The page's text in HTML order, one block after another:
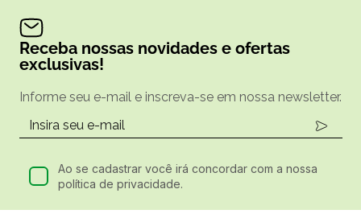
Receba nossas novidades e ofertas
exclusivas!
Informe seu e-mail e inscreva-se em nossa newsletter.
Ao se cadastrar você irá concordar com a nossa
política de privacidade.